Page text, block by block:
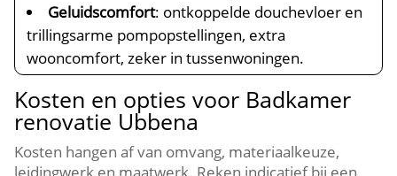
Geluidscomfort: ontkoppelde douchevloer en
trillingsarme pompopstellingen, extra
wooncomfort, zeker in tussenwoningen.
Kosten en opties voor Badkamer
renovatie Ubbena
Kosten hangen af van omvang, materiaalkeuze,
leidingwerk en maatwerk. Reken indicatief bij een